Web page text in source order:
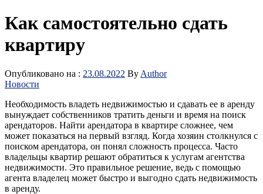
Как самостоятельно сдать
квартиру
Опубликовано на : 23.08.2022 By Author
Новости
Необходимость владеть недвижимостью и сдавать ее в аренду
вынуждает собственников тратить деньги и время на поиск
арендаторов. Найти арендатора в квартире сложнее, чем
может показаться на первый взгляд. Когда хозяин столкнулся с
поиском арендатора, он понял сложность процесса. Часто
владельцы квартир решают обратиться к услугам агентства
недвижимости. Это правильное решение, ведь с помощью
агента владелец может быстро и выгодно сдать недвижимость
в аренду.